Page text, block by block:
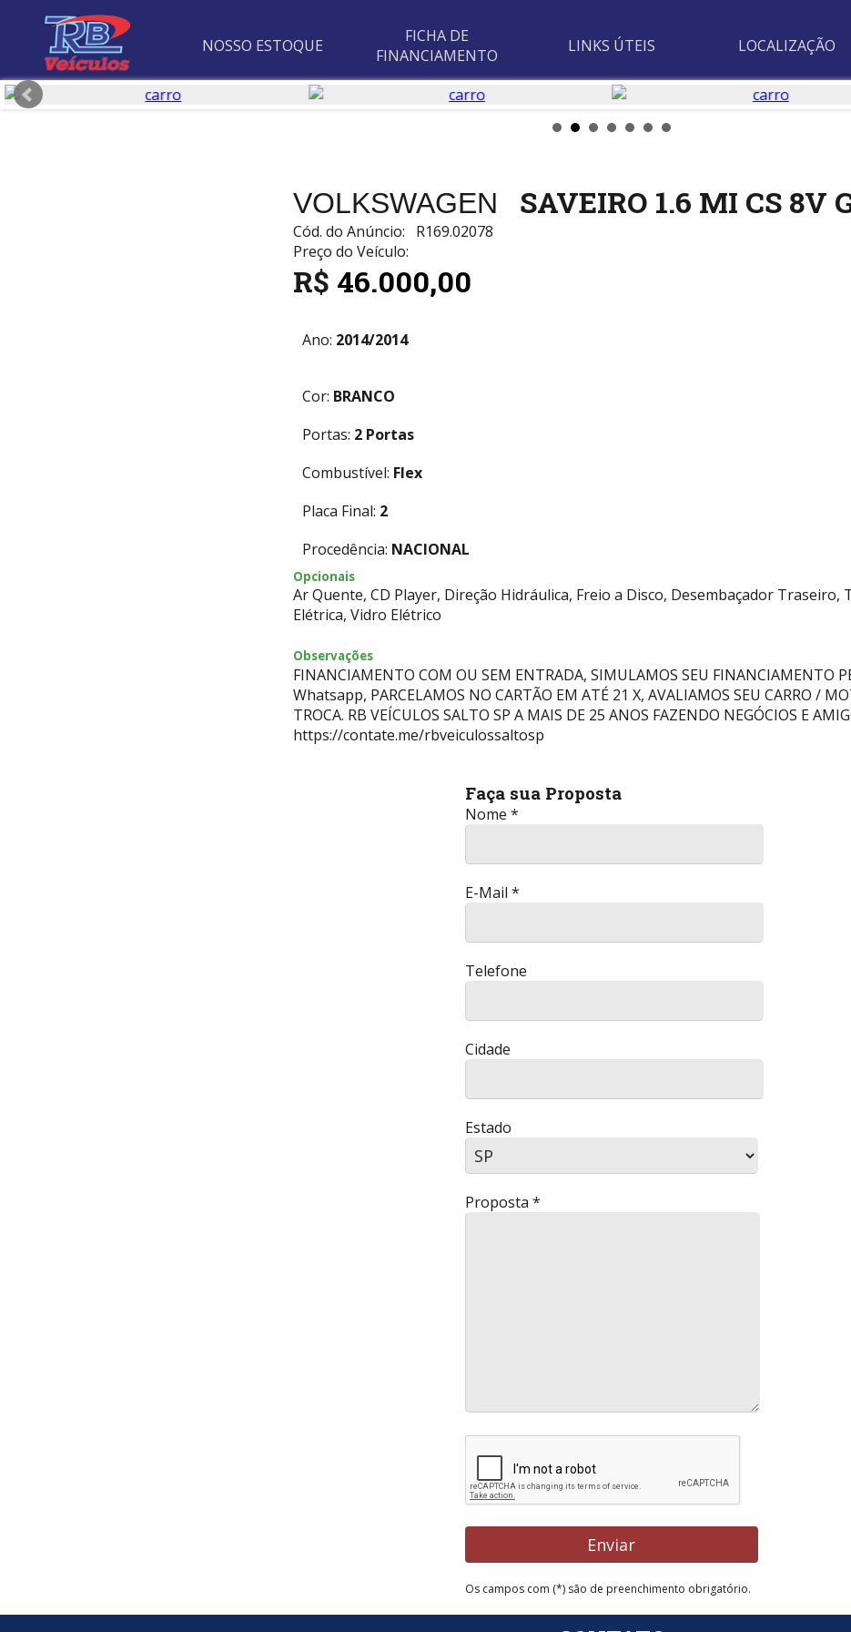
NOSSO ESTOQUE
FICHA DE
FINANCIAMENTO
LINKS ÚTEIS LOCALIZAÇÃO
VOLKSWAGEN SAVEIRO 1.6 MI CS 8V
Cód. do Anúncio: R169.02078
Preço do Veículo:
R$ 46.000,00
Ano: 2014/2014
Cor: BRANCO
Portas: 2 Portas
Combustível: Flex
Placa Final: 2
Procedência: NACIONAL
Opcionais
Ar Quente, CD Player, Direção Hidráulica, Freio a Disco, Desembaçador Traseiro,
Elétrica, Vidro Elétrico
Observações
FINANCIAMENTO COM OU SEM ENTRADA, SIMULAMOS SEU FINANCIAMENTO
Whatsapp, PARCELAMOS NO CARTÃO EM ATÉ 21 X, AVALIAMOS SEU CARRO /
TROCA. RB VEÍCULOS SALTO SP A MAIS DE 25 ANOS FAZENDO NEGÓCIOS E
https://contate.me/rbveiculossaltosp
Faça sua Proposta
Nome *
E-Mail *
Telefone
Cidade
Estado
Proposta *
Os campos com (*) são de preenchimento obrigatório.